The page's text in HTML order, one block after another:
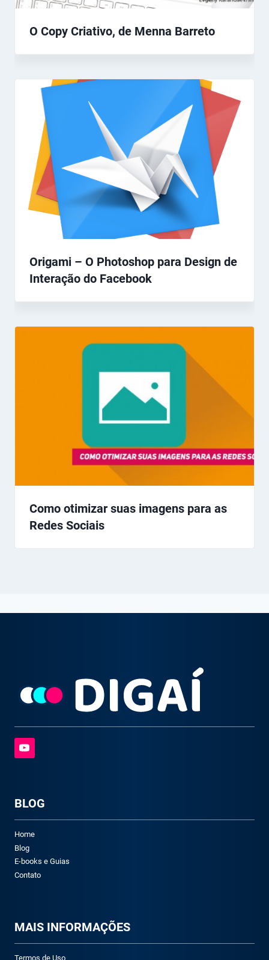
O Copy Criativo, de Menna Barreto
Origami – O Photoshop para Design de
Interação do Facebook
Como otimizar suas imagens para as
Redes Sociais
BLOG
Home
Blog
E-books e Guias
Contato
MAIS INFORMAÇÕES
Termos de Uso